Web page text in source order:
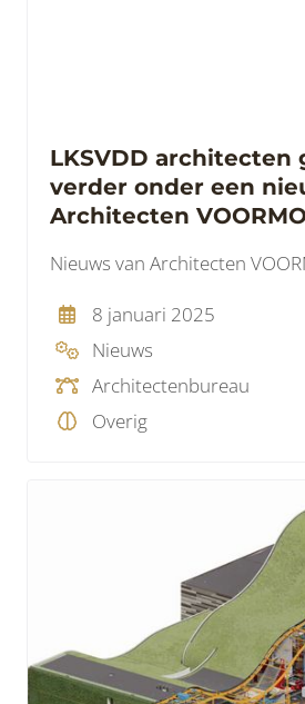
LKSVDD architecten
verder onder een
Architecten
Nieuws van Architecten
8 januari 2025
Nieuws
Architectenbureau
Overig